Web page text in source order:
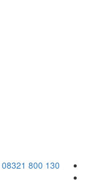
08321 800 130